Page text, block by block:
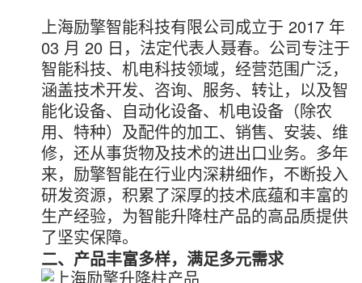
上海励擎智能科技有限公司成立于 2017 年
03 月 20 日，法定代表人聂春。公司专注于
智能科技、机电科技领域，经营范围广泛，
涵盖技术开发、咨询、服务、转让，以及智
能化设备、自动化设备、机电设备（除农
用、特种）及配件的加工、销售、安装、维
修，还从事货物及技术的进出口业务。多年
来，励擎智能在行业内深耕细作，不断投入
研发资源，积累了深厚的技术底蕴和丰富的
生产经验，为智能升降柱产品的高品质提供
了坚实保障。
二、产品丰富多样，满足多元需求